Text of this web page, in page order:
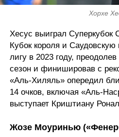
Хорхе
Хесус выиграл Суперкубок
Кубок короля и
лигу в 2023 году,
сезон и финишировав с
«Аль-Хиляль» опередил
14 очков, включая «Аль-
выступает Криштиану
Жозе Моуринью